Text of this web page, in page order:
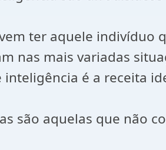
ter aquele indivíduo
nas mais variadas
inteligência é a receita
são aquelas que não